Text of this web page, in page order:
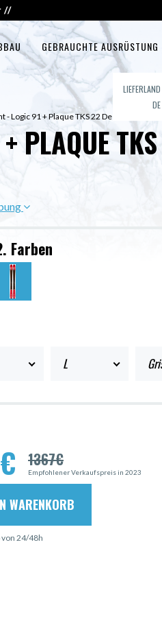
//
GEBRAUCHTE AUSRÜSTUNG
LIEFERLAND
DE
- Logic 91 + Plaque TKS 22 Designs
PLAQUE
Farben
L
€ 1367€
Empfohlener Verkaufspreis in 2023
WARENKORB
24/48h